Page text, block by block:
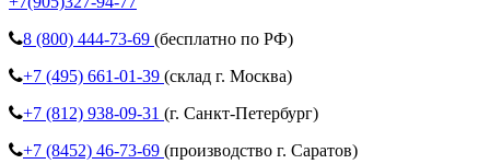
8 (800) 444-73-69 (бесплатно по РФ)
+7 (495) 661-01-39 (склад г. Москва)
+7 (812) 938-09-31 (г. Санкт-Петербург)
+7 (8452) 46-73-69 (производство г. Саратов)